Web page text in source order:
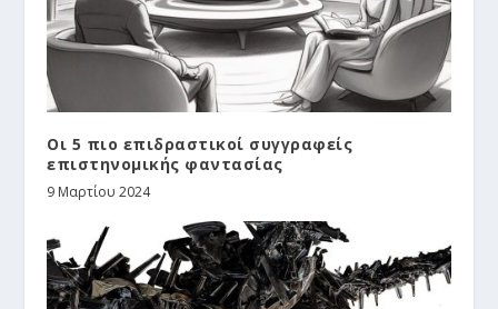
Οι 5 πιο επιδραστικοί συγγραφείς
επιστηνομικής φαντασίας
9 Μαρτίου 2024